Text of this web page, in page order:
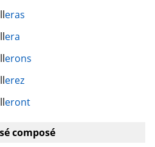
eras
era
erons
erez
eront
composé